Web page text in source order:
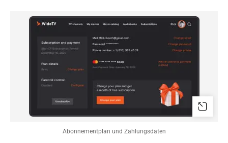
Abonnementplan und Zahlungsdaten